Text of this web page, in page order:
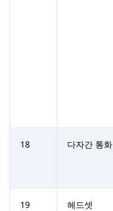
18 다자간 통화
19 헤드셋